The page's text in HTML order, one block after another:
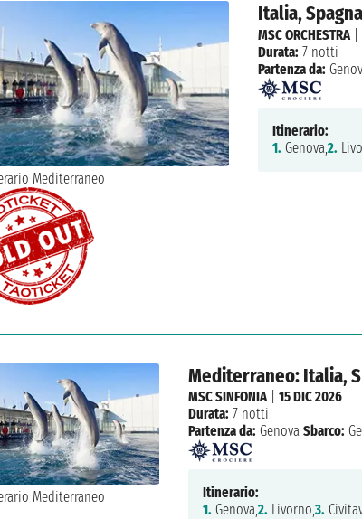
Italia,
MSC ORCHESTRA|
Durata: 7 notti
Partenza da:
Itinerario:
1. Genova,2.
Mediterraneo: Italia,
MSC SINFONIA |15 DIC 2026
Durata: 7 notti
Partenza da: Genova Sbarco:
Itinerario:
1. Genova,2. Livorno,3.